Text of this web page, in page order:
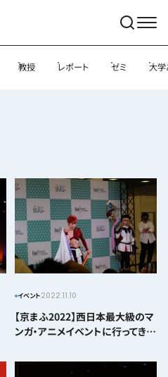
教授 レポート ゼミ 大学
イベント2022.11.10
【京まふ2022】西日本最大級のマ
ンガ・アニメイベントに行ってき